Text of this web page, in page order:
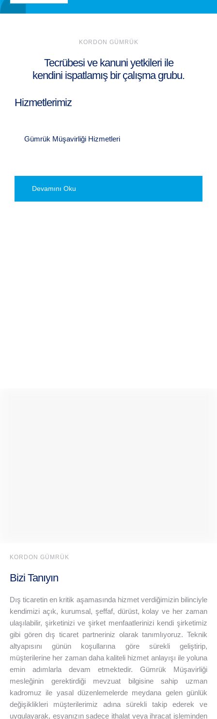
KORDON GÜMRÜK
Tecrübesi ve kanuni yetkileri ile
kendini ispatlamış bir çalışma grubu.
Hizmetlerimiz
Gümrük Müşavirliği Hizmetleri
Devamını Oku
KORDON GÜMRÜK
Bizi Tanıyın
Dış ticaretin en kritik aşamasında hizmet verdiğimizin bilinciyle
kendimizi açık, kurumsal, şeffaf, dürüst, kolay ve her zaman
ulaşılabilir, şirketinizi ve şirket menfaatlerinizi kendi şirketimiz
gibi gören dış ticaret partneriniz olarak tanımlıyoruz. Teknik
altyapısını günün koşullarına göre sürekli geliştirip,
müşterilerine her zaman daha kaliteli hizmet anlayışı ile yoluna
emin adımlarla devam etmektedir. Gümrük Müşavirliği
mesleğinin gerektirdiği mevzuat bilgisine sahip uzman
kadromuz ile yasal düzenlemelerde meydana gelen günlük
değişiklikleri müşterilerimiz adına sürekli takip ederek ve
uygulayarak, eşyanızın sadece ithalat veya ihracat işleminden